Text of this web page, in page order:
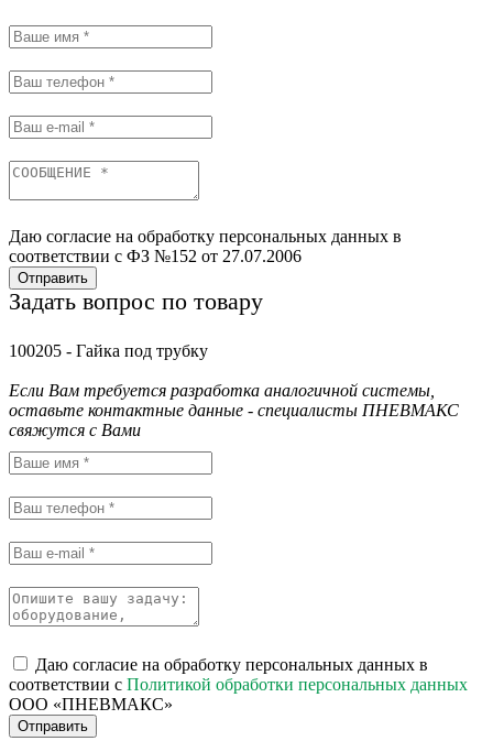
Даю согласие на обработку персональных данных в
соответствии с ФЗ №152 от 27.07.2006
Отправить
Задать вопрос по товару
100205 - Гайка под трубку
Если Вам требуется разработка аналогичной системы,
оставьте контактные данные - специалисты ПНЕВМАКС
свяжутся с Вами
Даю согласие на обработку персональных данных в
соответствии с Политикой обработки персональных данных
ООО «ПНЕВМАКС»
Отправить